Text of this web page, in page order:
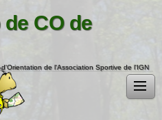
CO de
de l'Association Sportive de l'IGN